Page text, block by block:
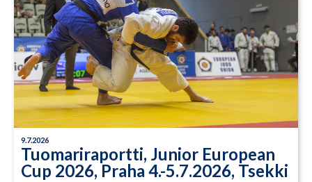
9.7.2026
Tuomariraportti, Junior European
Cup 2026, Praha 4.-5.7.2026, Tsekki